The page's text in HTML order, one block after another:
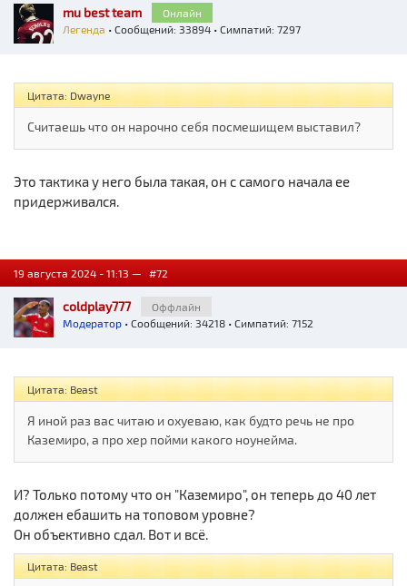
mu best team
Онлайн
Легенда • Сообщений: 33894 • Симпатий: 7297
Цитата: Dwayne
Считаешь что он нарочно себя посмешищем выставил?
Это тактика у него была такая, он с самого начала ее
придерживался.
19 августа 2024 - 11:13 — #72
coldplay777
Оффлайн
Модератор • Сообщений: 34218 • Симпатий: 7152
Цитата: Beast
Я иной раз вас читаю и охуеваю, как будто речь не про
Каземиро, а про хер пойми какого ноунейма.
И? Только потому что он "Каземиро", он теперь до 40 лет
должен ебашить на топовом уровне?
Он объективно сдал. Вот и всё.
Цитата: Beast